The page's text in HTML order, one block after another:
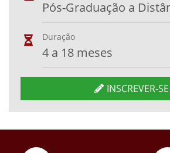
Pós-Graduação a
Duração
4 a 18 meses
INSCREVER-SE